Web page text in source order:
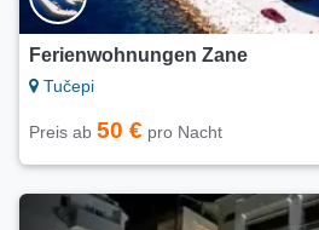
Ferienwohnungen Zane
Tučepi
Preis ab 50 € pro Nacht